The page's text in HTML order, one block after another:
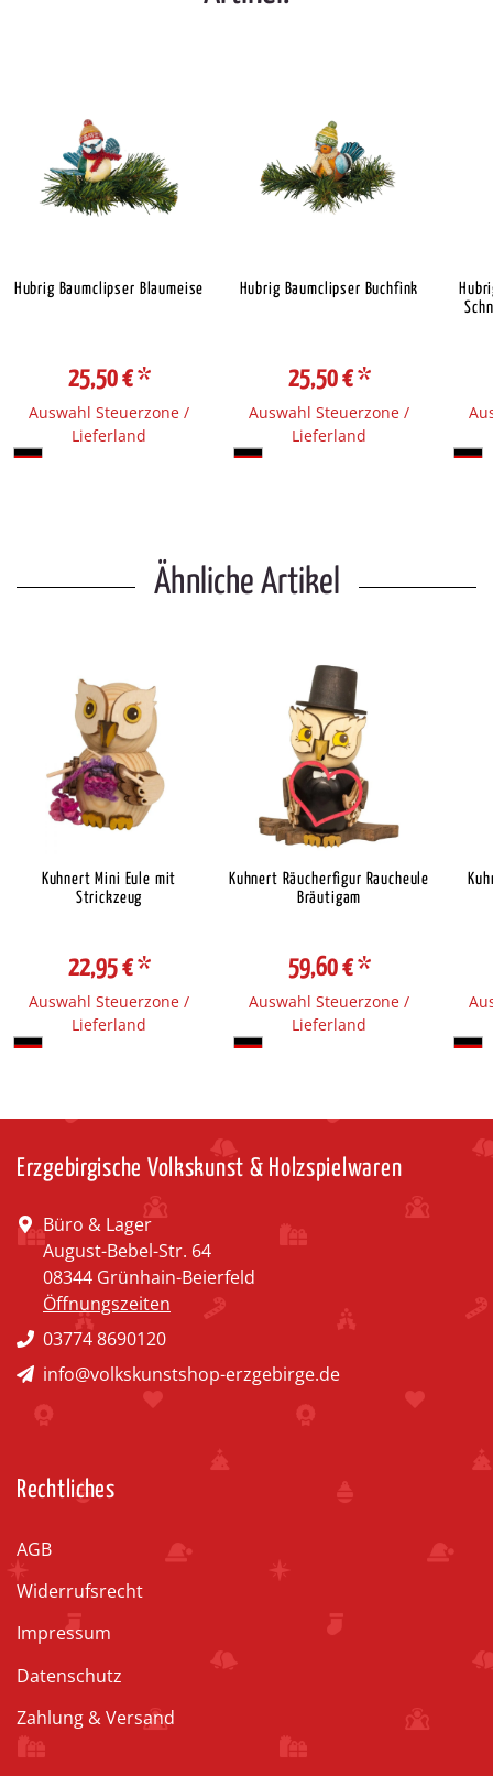
Hubrig Baumclipser Blaumeise
25,50 €*
Auswahl Steuerzone /
Lieferland
Hubrig Baumclipser Buchfink
25,50 €*
Auswahl Steuerzone /
Lieferland
Ähnliche Artikel
Kuhnert Mini Eule mit
Strickzeug
22,95 €*
Auswahl Steuerzone /
Lieferland
Kuhnert Räucherfigur Raucheule
Bräutigam
59,60 €*
Auswahl Steuerzone /
Lieferland
Erzgebirgische Volkskunst & Holzspielwaren
Büro & Lager
August-Bebel-Str. 64
08344 Grünhain-Beierfeld
Öffnungszeiten
03774 8690120
info@volkskunstshop-erzgebirge.de
Rechtliches
AGB
Widerrufsrecht
Impressum
Datenschutz
Zahlung & Versand